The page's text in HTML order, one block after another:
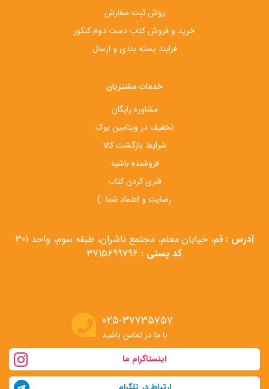
روش ثبت سفارش
خرید و فروش کتاب دست‌ دوم کنکور
فرایند بسته بندی و ارسال
خدمات مشتریان
مشاوره رایگان
تخفیف در ویتامین بوک
شرایط بازگشت کالا
فروشنده باشید
فنری کردن کتاب
رضایت و اعتماد شما :)
آدرس : قم، خیابان معلم، مجتمع ناشران، طبقه سوم، واحد 301
کد پستی :
۰۲۵-۳۷۷۳۵۷۵۷
با ما در تماس باشید
اینستاگرام ما